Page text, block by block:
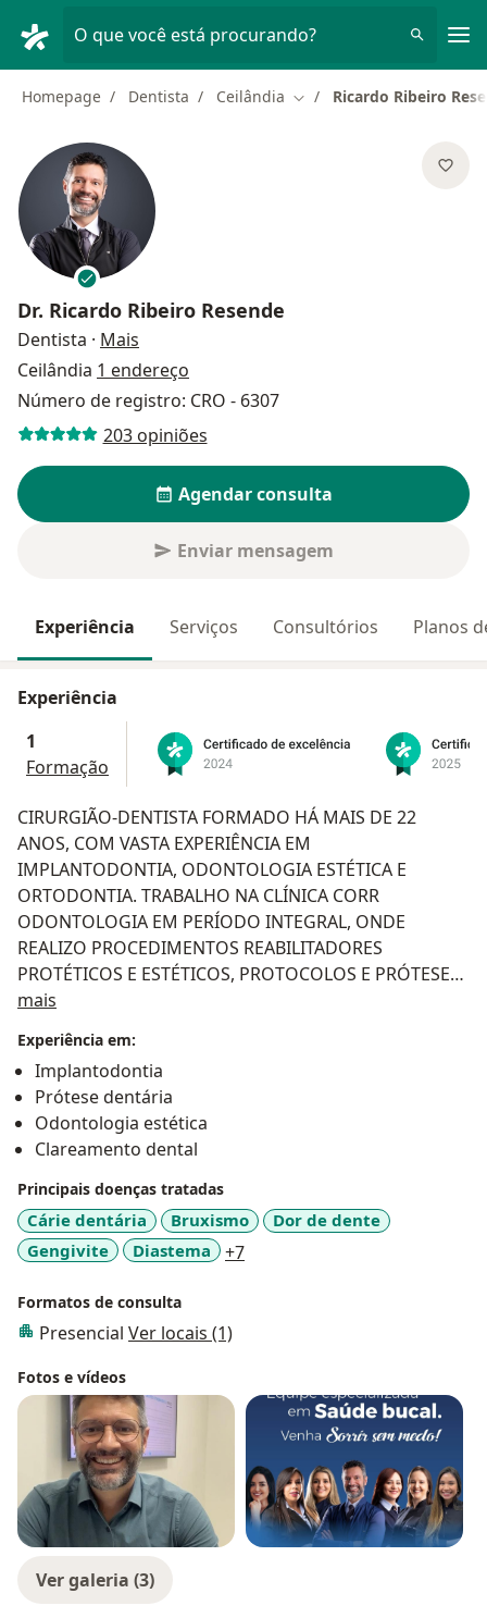
O que você está procurando?
Homepage Dentista Ceilândia Mudar de cidade
Ricardo Ribeiro
Dr. Ricardo Ribeiro Resende
Dentista · Mais
Ceilândia 1 endereço
Número de registro: CRO - 6307
203 opiniões
Agendar consulta
Enviar mensagem
Experiência Serviços Consultórios Planos
Experiência
1
Formação
CIRURGIÃO-DENTISTA FORMADO HÁ MAIS DE 22
ANOS, COM VASTA EXPERIÊNCIA EM
IMPLANTODONTIA, ODONTOLOGIA ESTÉTICA E
ORTODONTIA. TRABALHO NA CLÍNICA CORR
ODONTOLOGIA EM PERÍODO INTEGRAL, ONDE
REALIZO PROCEDIMENTOS REABILITADORES
PROTÉTICOS E ESTÉTICOS, PROTOCOLOS E PRÓTESES
SOBRE IMPLANTES, FACETAS, LENTES DE CONTATO,
CLAREAMENTOS E TODOS OS TIPOS DE
RESTAURAÇÕES ESTÉTICAS, ENTRE OUTROS.
mais
Experiência em:
Implantodontia
Prótese dentária
Odontologia estética
Clareamento dental
Principais doenças tratadas
Cárie dentária Bruxismo
Dor de dente
Gengivite
Diastema +7a11y_sr_more_diseases
Formatos de consulta
Presencial Ver locais (1)
Fotos e vídeos
Ver galeria (3)